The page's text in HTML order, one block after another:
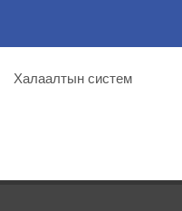
Халаалтын систем